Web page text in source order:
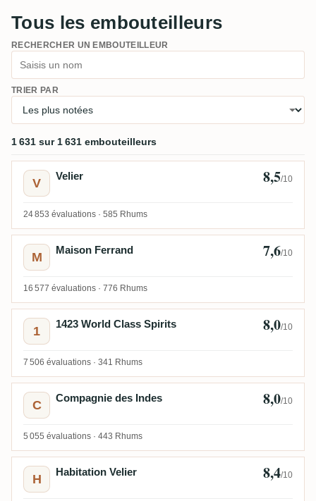
Tous les embouteilleurs
RECHERCHER UN EMBOUTEILLEUR
TRIER PAR
1 631 sur 1 631 embouteilleurs
V
Velier 8,5/10
24 853 évaluations · 585 Rhums
M
Maison Ferrand 7,6/10
16 577 évaluations · 776 Rhums
1
1423 World Class Spirits 8,0/10
7 506 évaluations · 341 Rhums
C
Compagnie des Indes 8,0/10
5 055 évaluations · 443 Rhums
H
Habitation Velier 8,4/10